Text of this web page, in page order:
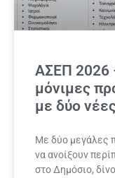
ΑΣΕΠ 2026
μόνιμες
με δύο
Με δύο μεγάλες
να ανοίξουν
στο Δημόσιο,